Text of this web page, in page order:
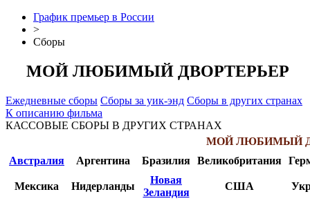
График премьер в России
>
Сборы
МОЙ ЛЮБИМЫЙ ДВОРТЕРЬЕР
Ежедневные сборы Сборы за уик-энд Сборы в других странах
К описанию фильма
КАССОВЫЕ СБОРЫ В ДРУГИХ СТРАНАХ
МОЙ ЛЮБИМЫЙ
Австралия
Аргентина Бразилия Великобритания
Мексика Нидерланды
Новая
Зеландия
США